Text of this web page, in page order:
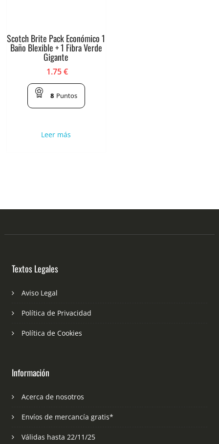
Scotch Brite Pack Económico 1
Baño Blexible + 1 Fibra Verde
Gigante
1.75€
8 Puntos
Leer más
Textos Legales
Aviso Legal
Política de Privacidad
Política de Cookies
Información
Acerca de nosotros
Envíos de mercancía gratis*
Válidas hasta 22/11/25